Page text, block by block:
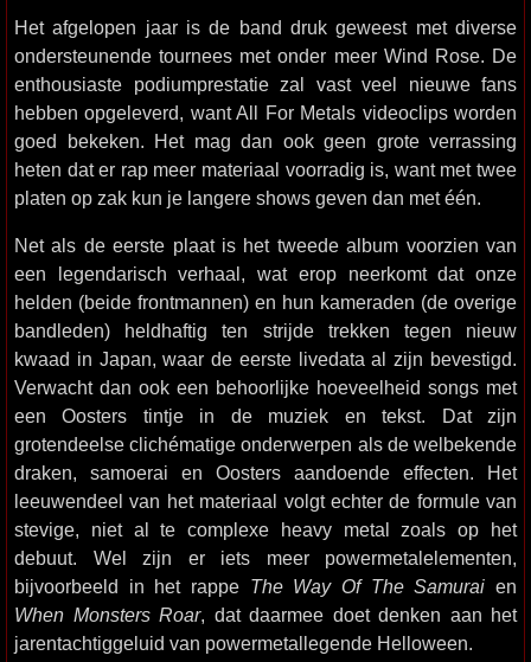
Het afgelopen jaar is de band druk geweest met diverse
ondersteunende tournees met onder meer Wind Rose. De
enthousiaste podiumprestatie zal vast veel nieuwe fans
hebben opgeleverd, want All For Metals videoclips worden
goed bekeken. Het mag dan ook geen grote verrassing
heten dat er rap meer materiaal voorradig is, want met twee
platen op zak kun je langere shows geven dan met één.
Net als de eerste plaat is het tweede album voorzien van
een legendarisch verhaal, wat erop neerkomt dat onze
helden (beide frontmannen) en hun kameraden (de overige
bandleden) heldhaftig ten strijde trekken tegen nieuw
kwaad in Japan, waar de eerste livedata al zijn bevestigd.
Verwacht dan ook een behoorlijke hoeveelheid songs met
een Oosters tintje in de muziek en tekst. Dat zijn
grotendeelse clichématige onderwerpen als de welbekende
draken, samoerai en Oosters aandoende effecten. Het
leeuwendeel van het materiaal volgt echter de formule van
stevige, niet al te complexe heavy metal zoals op het
debuut. Wel zijn er iets meer powermetalelementen,
bijvoorbeeld in het rappe The Way Of The Samurai en
When Monsters Roar, dat daarmee doet denken aan het
jarentachtiggeluid van powermetallegende Helloween.